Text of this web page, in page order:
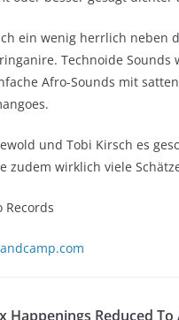
ein wenig herrlich neben
Technoide
Afro-Sounds mit
und Tobi Kirsch es
zudem wirklich viele
Records
Happenings Reduced To